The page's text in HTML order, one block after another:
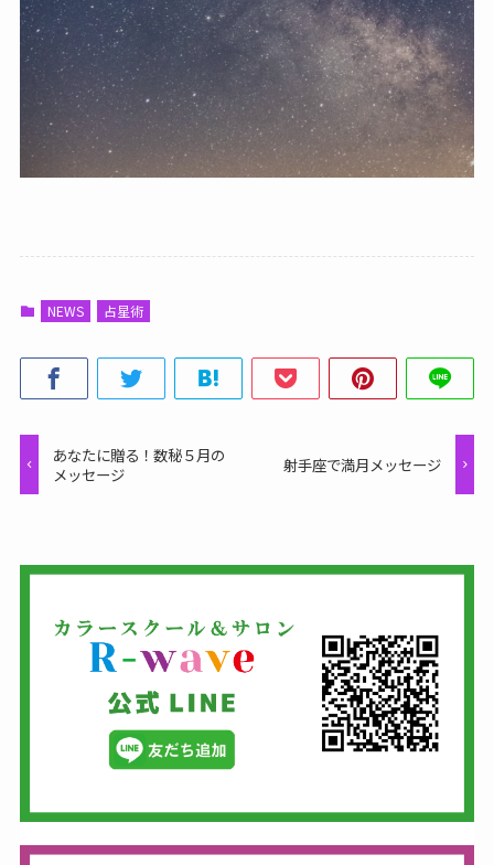
NEWS 占星術
あなたに贈る！数秘５月の
メッセージ
射手座で満月メッセージ